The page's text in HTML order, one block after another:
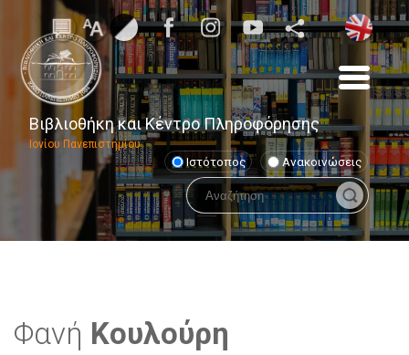
Βιβλιοθήκη και Κέντρο Πληροφόρησης
Ιονίου Πανεπιστημίου
Ιστότοπος Ανακοινώσεις
Φανή Κουλούρη